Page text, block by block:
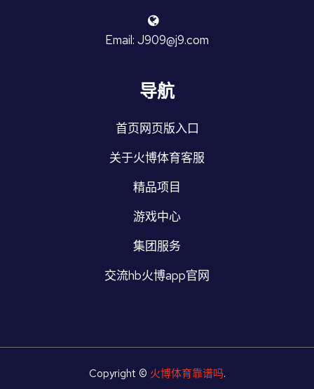
Email: J909@j9.com
导航
首页网页版入口
关于火博体育客服
精品项目
游戏中心
集团服务
交流hb火博app官网
Copyright © 火博体育靠谱吗.